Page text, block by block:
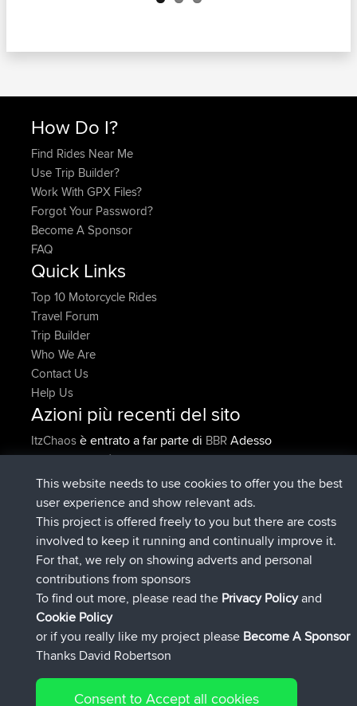
How Do I?
Find Rides Near Me
Use Trip Builder?
Work With GPX Files?
Forgot Your Password?
Become A Sponsor
FAQ
Quick Links
Top 10 Motorcycle Rides
Travel Forum
Trip Builder
Who We Are
Contact Us
Help Us
Azioni più recenti del sito
ItzChaosè entrato a far parte di BBRAdesso
denerocharlesè entrato a far parte diBBR9 hrs fa
TheMagusè entrato a far parte diBBR9 hrs, 5 min fa
popovazariè entrato a far parte diBBR9 hrs, 10 min
fa
DeadOutsideè entrato a far parte diBBR10 hrs, 38
min fa
Rocinanteè entrato a far parte di
fa
Connect
This website needs to use cookies to offer you the best
user experience and show relevant ads.
This project is offered freely to you but there are costs
involved to keep it running and continually improve it.
For that, we rely on showing adverts and personal
contributions from sponsors
To find out more, please read the Privacy Policyand
Cookie Policy
or if you really like my project please Become A Sponsor
Thanks David Robertson
Consent to Accept all cookies